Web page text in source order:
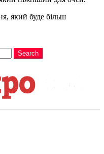
який буде більш
Search